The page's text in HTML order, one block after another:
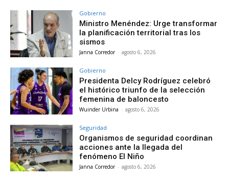
Gobierno
Ministro Menéndez: Urge transformar
la planificación territorial tras los
sismos
Janna Corredor - agosto 6, 2026
Gobierno
Presidenta Delcy Rodríguez celebró
el histórico triunfo de la selección
femenina de baloncesto
Wuinder Urbina - agosto 6, 2026
Seguridad
Organismos de seguridad coordinan
acciones ante la llegada del
fenómeno El Niño
Janna Corredor - agosto 6, 2026